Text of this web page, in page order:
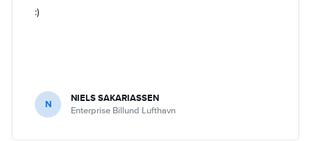
:)
N NIELS SAKARIASSEN
Enterprise Billund Lufthavn